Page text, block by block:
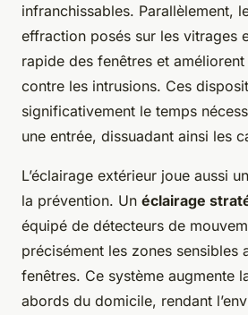
infranchissables. Parallèlement,
effraction posés sur les vitrages
rapide des fenêtres et
contre les intrusions. Ces
significativement le temps
une entrée, dissuadant ainsi les
L’éclairage extérieur joue aussi
la prévention. Un éclairage
équipé de détecteurs de
précisément les zones sensibles
fenêtres. Ce système augmente
abords du domicile, rendant